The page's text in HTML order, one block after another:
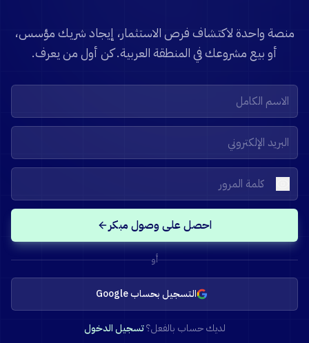
منصة واحدة لاكتشاف فرص الاستثمار، إيجاد شريك مؤسس،
أو بيع مشروعك في المنطقة العربية. كن أول من يعرف.
احصل على وصول مبكر
أو
التسجيل بحساب Google
لديك حساب بالفعل؟تسجيل الدخول